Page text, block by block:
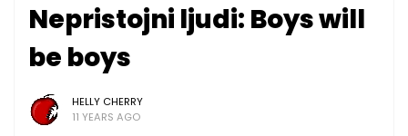
Nepristojni ljudi: Boys will
be boys
HELLY CHERRY
11 YEARS AGO